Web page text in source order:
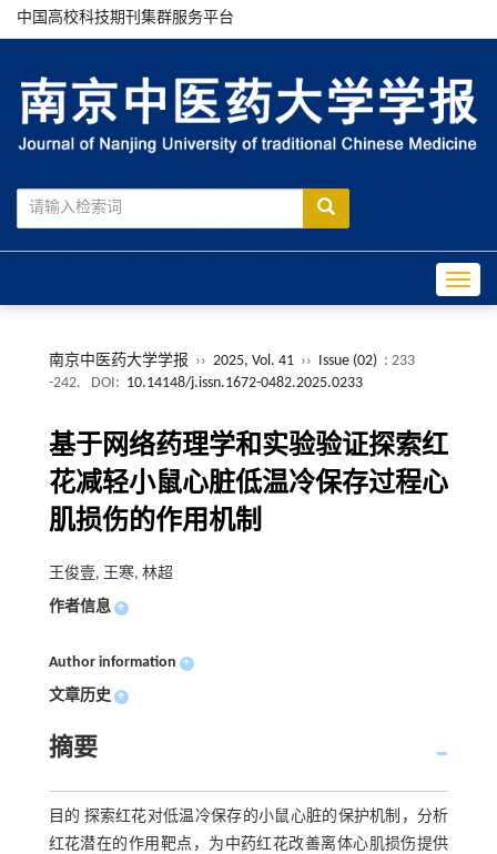
中国高校科技期刊集群服务平台
南京中医药大学学报 ›› 2025, Vol. 41 ›› Issue (02) : 233
-242.
DOI: 10.14148/j.issn.1672-0482.2025.0233
基于网络药理学和实验验证探索红
花减轻小鼠心脏低温冷保存过程心
肌损伤的作用机制
王俊壹, 王寒, 林超
作者信息 +
Author information +
文章历史 +
摘要
目的 探索红花对低温冷保存的小鼠心脏的保护机制，分析
红花潜在的作用靶点，为中药红花改善离体心肌损伤提供